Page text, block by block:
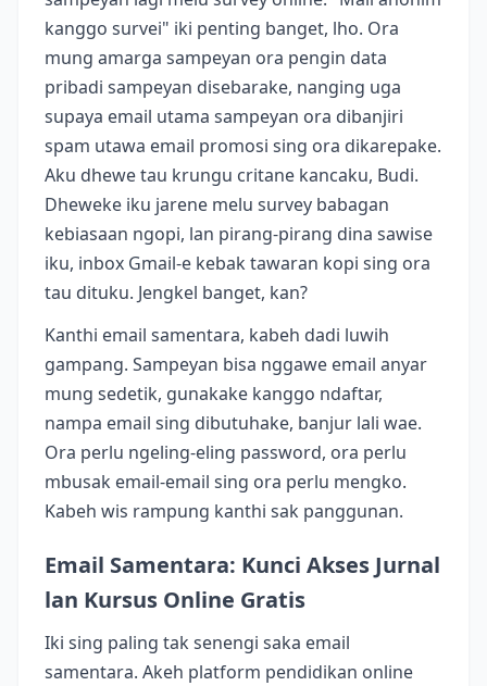
kanggo survei" iki penting banget, lho. Ora
mung amarga sampeyan ora pengin data
pribadi sampeyan disebarake, nanging uga
supaya email utama sampeyan ora dibanjiri
spam utawa email promosi sing ora dikarepake.
Aku dhewe tau krungu critane kancaku, Budi.
Dheweke iku jarene melu survey babagan
kebiasaan ngopi, lan pirang-pirang dina sawise
iku, inbox Gmail-e kebak tawaran kopi sing ora
tau dituku. Jengkel banget, kan?
Kanthi email samentara, kabeh dadi luwih
gampang. Sampeyan bisa nggawe email anyar
mung sedetik, gunakake kanggo ndaftar,
nampa email sing dibutuhake, banjur lali wae.
Ora perlu ngeling-eling password, ora perlu
mbusak email-email sing ora perlu mengko.
Kabeh wis rampung kanthi sak panggunan.
Email Samentara: Kunci Akses Jurnal
lan Kursus Online Gratis
Iki sing paling tak senengi saka email
samentara. Akeh platform pendidikan online